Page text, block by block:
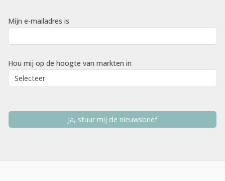
Mijn e-mailadres is
Hou mij op de hoogte van markten in
Ja, stuur mij de nieuwsbrief